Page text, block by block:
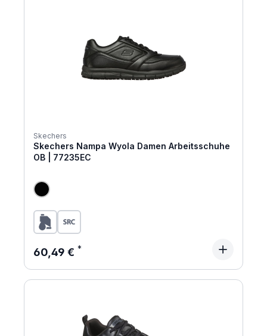
Skechers
Skechers Nampa Wyola Damen Arbeitsschuhe
OB | 77235EC
Regulärer Preis:
60,49 €